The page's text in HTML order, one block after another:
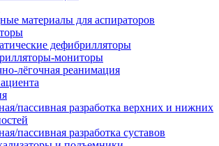
материалы для аспираторов
дефибрилляторы
мониторы
лёгочная реанимация
пассивная разработка верхних и нижних
пассивная разработка суставов